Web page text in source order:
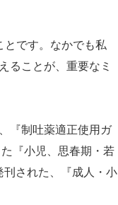
とです。なかでも私
ることが、重要なミ
『制吐薬適正使用ガ
『小児、思春期・若
された、『成人・小